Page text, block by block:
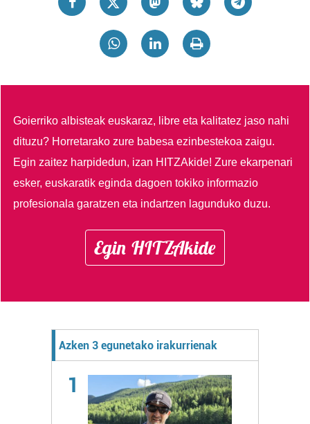
Goierriko albisteak euskaraz, libre eta kalitatez jaso nahi
dituzu? Horretarako zure babesa ezinbestekoa zaigu.
Egin zaitez harpidedun, izan HITZAkide!Zure ekarpenari
esker, euskaratik eginda dagoen tokiko informazio
profesionala garatzen eta indartzen lagunduko duzu.
Egin HITZAkide
Azken 3 egunetako irakurrienak
1